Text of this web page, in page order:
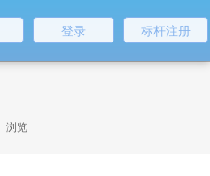
标杆注册
登录
浏览